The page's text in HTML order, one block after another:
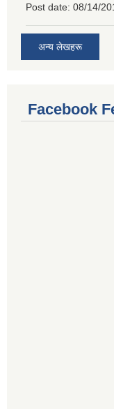
Post date: 08/14/
अन्य लेखहरू
Facebook